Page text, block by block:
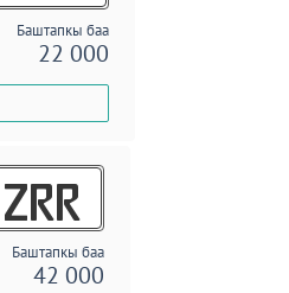
Баштапкы баа
22 000
ZRR
Баштапкы баа
42 000